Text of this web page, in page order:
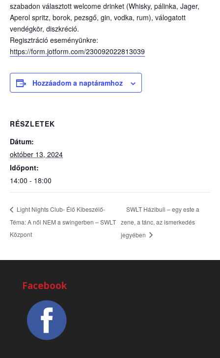
szabadon választott welcome drinket (Whisky, pálinka, Jager,
Aperol spritz, borok, pezsgő, gin, vodka, rum), válogatott
vendégkör, diszkréció.
Regisztráció eseményünkre:
https://form.jotform.com/230092022813039
Hozzáadom a naptáramhoz
RÉSZLETEK
Dátum:
október 13, 2024
Időpont:
14:00 - 18:00
Light Nights Club- Élő Kibeszélő-
Téma: A női NEM a swingerben – SWLT
Központ
SWLT Házibuli – egy este a
zene, a tánc, az ismerkedés
jegyében
Facebook